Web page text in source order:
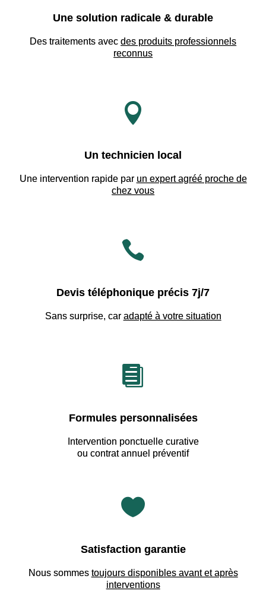
Une solution radicale & durable
Des traitements avec des produits professionnels
reconnus

Un technicien local
Une intervention rapide par un expert agréé proche de
chez vous

Devis téléphonique précis 7j/7
Sans surprise, car adapté à votre situation

Formules personnalisées
Intervention ponctuelle curative
ou contrat annuel préventif

Satisfaction garantie
Nous sommes toujours disponibles avant et après
interventions